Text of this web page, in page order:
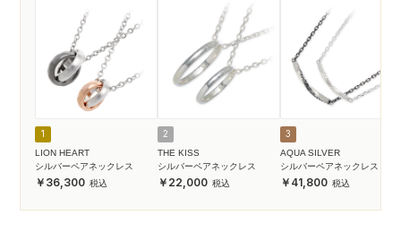
1
LION HEART
シルバーペアネックレス
36,300
2
THE KISS
シルバーペアネックレス
22,000
3
AQUA SILVER
シルバーペアネックレス
41,800